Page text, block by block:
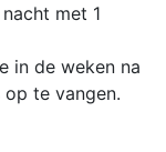
met 1
in de weken na
te vangen.